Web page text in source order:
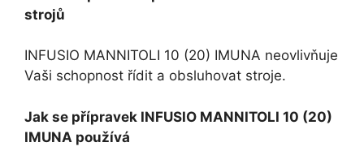
strojů
INFUSIO MANNITOLI 10 (20) IMUNA neovlivňuje
Vaši schopnost řídit a obsluhovat stroje.
Jak se přípravek INFUSIO MANNITOLI 10 (20)
IMUNA používá